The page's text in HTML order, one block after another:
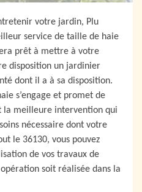
votre jardin, Plu
service de taille de haie
prêt à mettre à votre
disposition un jardinier
dont il a à sa disposition.
s’engage et promet de
la meilleure intervention qui
nécessaire dont votre
le 36130, vous pouvez
de vos travaux de
soit réalisée dans la